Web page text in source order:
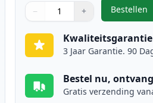
Gebruik de knoppen om aan te
− +
1
Bestellen
,2
Kwaliteitsgarantie
3 Jaar Garantie. 90
Bestel nu,
Gratis verzending